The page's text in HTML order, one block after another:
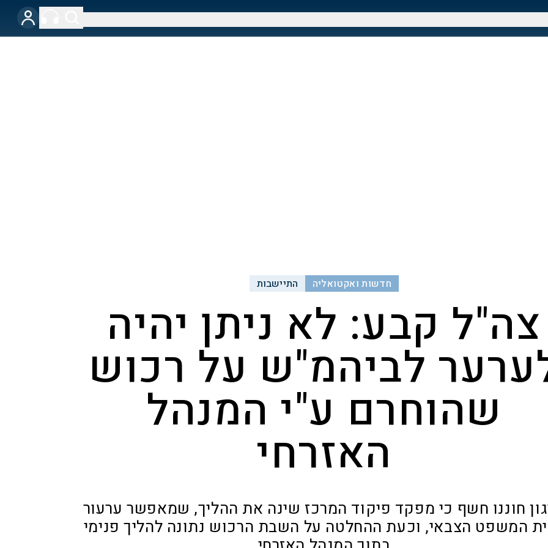
חדשות ואקטואליה התיישבות
צה"ל קבע: לא ניתן יהיה
לביהמ"ש על רכוש
שהוחרם ע"י המנהל
האזרחי
חוננו חשף כי מפקד פיקוד המרכז שינה את ההליך, שמאפשר ערעור
המשפט הצבאי, וכעת ההחלטה על השבת הרכוש נתונה להליך פנימי